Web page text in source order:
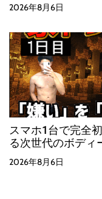
2026年8月6日
スマホ1台で完全
る次世代のボディ
2026年8月6日